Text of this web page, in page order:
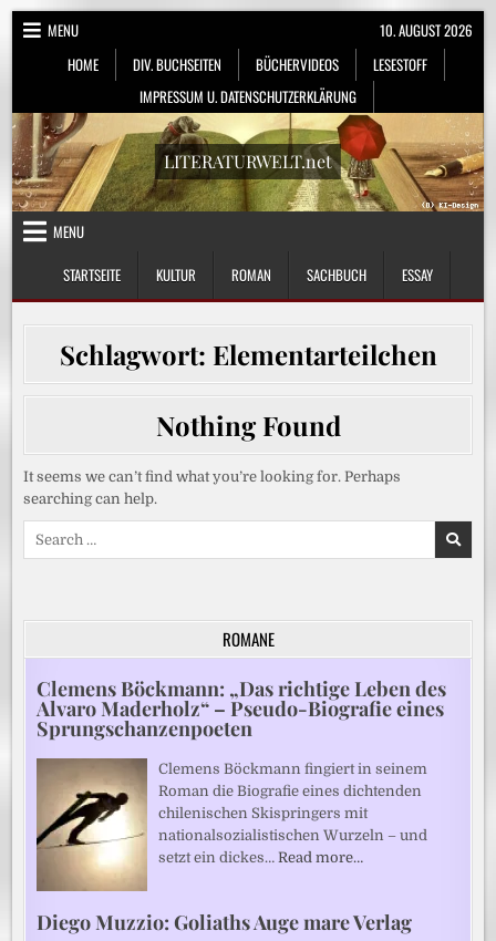
Skip
MENU
HOME
DIV. BUCHSEITEN BÜCHERVIDEOS
LESESTOFF
IMPRESSUM U. DATENSCHUTZERKLÄRUNG
10. AUGUST 2026
LITERATURWELT.net
MENU
STARTSEITE
KULTUR ROMAN SACHBUCH ESSAY
Schlagwort: Elementarteilchen
Nothing Found
It seems we can’t find what you’re looking for. Perhaps
searching can help.
ROMANE
Clemens Böckmann: „Das richtige Leben des
Alvaro Maderholz“ – Pseudo-Biografie eines
Sprungschanzenpoeten
Clemens Böckmann fingiert in seinem
Roman die Biografie eines dichtenden
chilenischen Skispringers mit
nationalsozialistischen Wurzeln – und
setzt ein dickes…Read more…
Diego Muzzio: Goliaths Auge mare Verlag